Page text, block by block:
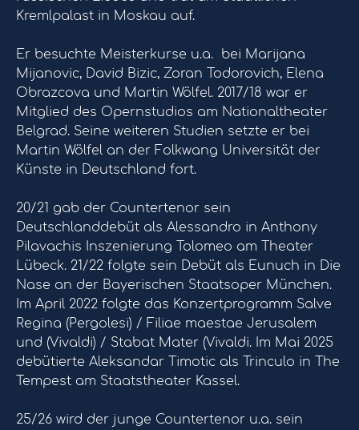
Kremlpalast in Moskau auf.
Er besuchte Meisterkurse u.a. bei Marijana
Mijanovic, David Bizic, Zoran Todorovich, Elena
Obrazcova und Martin Wölfel. 2017/18 war er
Mitglied des Opernstudios am Nationaltheater
Belgrad. Seine weiteren Studien setzte er bei
Martin Wölfel an der Folkwang Universität der
Künste in Deutschland fort.
20/21 gab der Countertenor sein
Deutschlanddebüt als Alessandro in Anthony
Pilavachis Inszenierung Tolomeo am Theater
Lübeck. 21/22 folgte sein Debüt als Eunuch in Die
Nase an der Bayerischen Staatsoper München.
Im April 2022 folgte das Konzertprogramm Salve
Regina (Pergolesi) / Filiae maestae Jerusalem
und (Vivaldi) / Stabat Mater (Vivaldi. Im Mai 2025
debütierte Aleksandar Timotic als Trinculo in The
Tempest am Staatstheater Kassel.
25/26 wird der junge Countertenor u.a. sein